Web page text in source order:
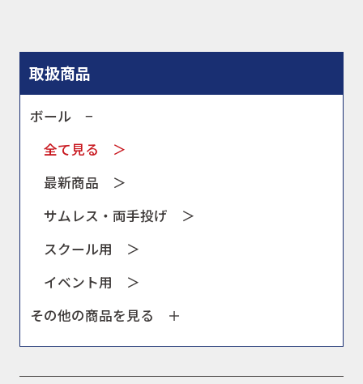
取扱商品
ボール −
全て見る ＞
最新商品 ＞
サムレス・両手投げ ＞
スクール用 ＞
イベント用 ＞
その他の商品を見る ＋